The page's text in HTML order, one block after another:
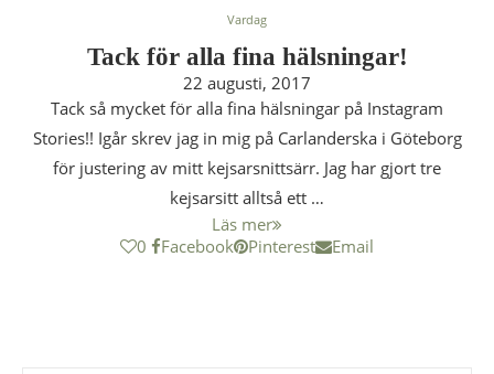
Vardag
Tack för alla fina hälsningar!
22 augusti, 2017
Tack så mycket för alla fina hälsningar på Instagram
Stories!! Igår skrev jag in mig på Carlanderska i Göteborg
för justering av mitt kejsarsnittsärr. Jag har gjort tre
kejsarsitt alltså ett …
Läs mer
0
Facebook Pinterest Email